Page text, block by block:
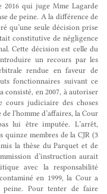
2016 qui juge Mme Lagarde
de peine. A la différence de
qu’une seule décision prise
constitutive de négligence
Cette décision est celle du
un recours par les
rendue en faveur de
fonctionnaires suivant ce
consisté, en 2007, à autoriser
cours judiciaire des choses
l’homme d’affaires, la Cour
lui être imputée. L’arrêt,
membres de la CJR (3
la thèse du Parquet et de
d’instruction aurait
avec la responsabilité
en 1999, la Cour a
peine. Pour tenter de faire